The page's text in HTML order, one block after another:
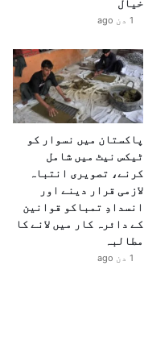
خیال
1 دن ago
پاکستان میں نسوار کو
ٹیکس نیٹ میں شامل
کرنے، تصویری انتباہ
لازمی قرار دینے اور
انسدادِ تمباکو قوانین
کے دائرہ کار میں لانے کا
مطالبہ
1 دن ago